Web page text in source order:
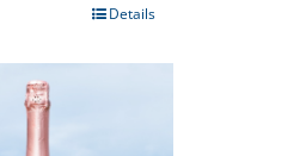
Details